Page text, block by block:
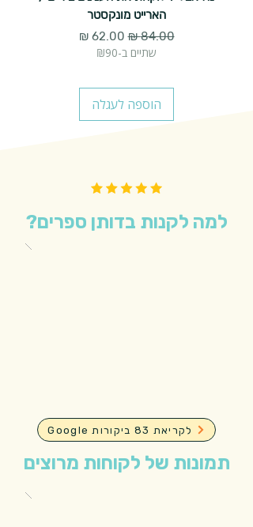
הארייט מונקסטר
מחיר רגיל‏84.00 ‏₪ מחיר מבצע
שתיים ב-₪90
הוספה לעגלה
למה לקנות בדותן ספרים?
Google לקריאת 83 ביקורות
תמונות של לקוחות מרוצים